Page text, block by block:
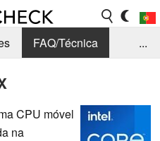
FAQ/Técnica
...
CPU móvel
na